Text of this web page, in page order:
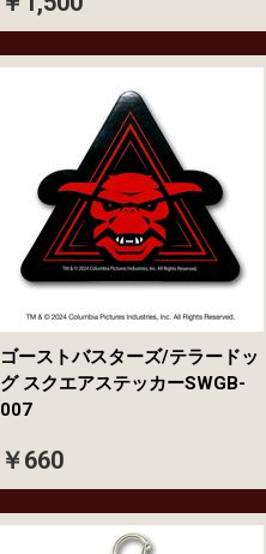
ゴーストバスターズ/テラードッ
グ スクエアステッカーSWGB-
007
￥660